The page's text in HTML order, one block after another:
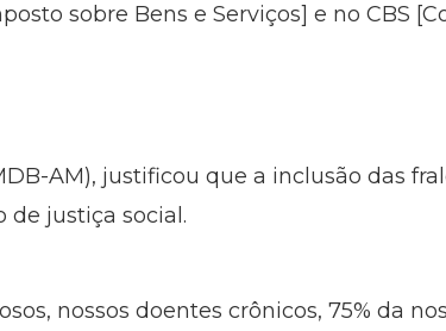
sobre Bens e Serviços] e no CBS
AM), justificou que a inclusão das
justiça social.
nossos doentes crônicos, 75% da